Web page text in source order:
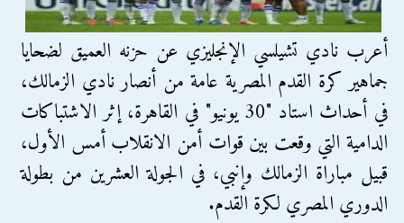
أعرب نادي تشيلسي الإنجليزي عن حزنه العميق لضحايا
جماهير كرة القدم المصرية عامة من أنصار نادي الزمالك،
في أحداث استاد "30 يونيو" في القاهرة، إثر الاشتباكات
الدامية التي وقعت بين قوات أمن الانقلاب أمس الأول،
قبيل مباراة الزمالك وإنبي، في الجولة العشرين من بطولة
الدوري المصري لكرة القدم.